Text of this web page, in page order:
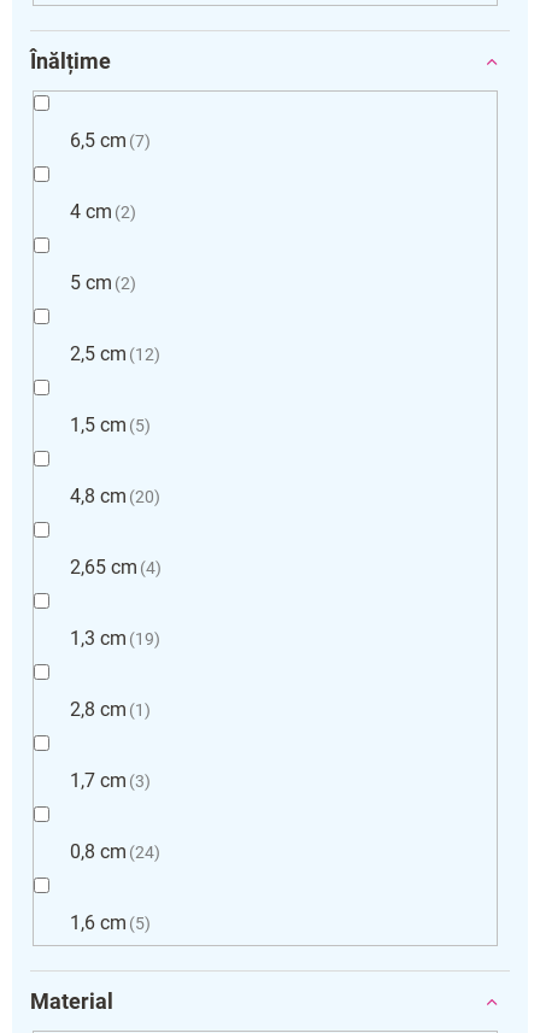
Înălțime
6,5 cm 7
4 cm 2
5 cm 2
2,5 cm 12
1,5 cm 5
4,8 cm 20
2,65 cm 4
1,3 cm 19
2,8 cm 1
1,7 cm 3
0,8 cm 24
1,6 cm 5
Material